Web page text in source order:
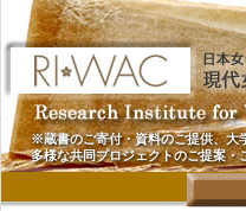
※蔵書のご寄付・資料のご提供、大
多様な共同プロジェクトのご提案・